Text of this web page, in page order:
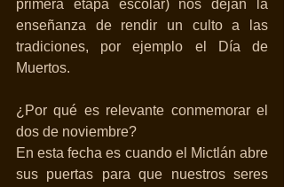
primera etapa escolar) nos dejan la
enseñanza de rendir un culto a las
tradiciones, por ejemplo el Día de
Muertos.
¿Por qué es relevante conmemorar el
dos de noviembre?
En esta fecha es cuando el Mictlán abre
sus puertas para que nuestros seres